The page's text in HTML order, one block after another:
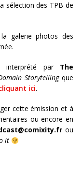
sélection des TPB de
la galerie photos des
interprété par The
Storytellingque
ici.
cette émission et à
ou encore en
ou
it